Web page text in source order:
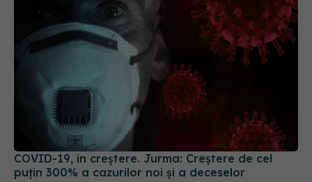
COVID-19, în creștere. Jurma: Creștere de cel
puțin 300% a cazurilor noi și a deceselor